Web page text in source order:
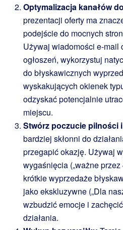
Optymalizacja kanałów
prezentacji oferty ma
podejście do mocnych
Używaj wiadomości e-mail
ogłoszeń, wykorzystuj
do błyskawicznych
wyskakujących okienek
odzyskać potencjalnie
miejscu.
Stwórz poczucie pilności
bardziej skłonni do
przegapić okazję. Używaj
wygaśnięcia („ważne
krótkie wyprzedaże
jako ekskluzywne („Dla
wzbudzić emocje i
działania.